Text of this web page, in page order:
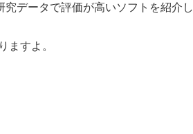
データで評価が高いソフトを紹介し
ますよ。